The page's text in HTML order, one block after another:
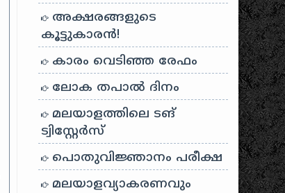
അക്ഷരങ്ങളുടെ
കൂട്ടുകാരൻ!
കാരം വെടിഞ്ഞ രേഫം
ലോക തപാൽ ദിനം
മലയാളത്തിലെ ടങ്
ട്വിസ്റ്റേർസ്
പൊതുവിജ്ഞാനം പരീക്ഷ
മലയാളവ്യാകരണവും